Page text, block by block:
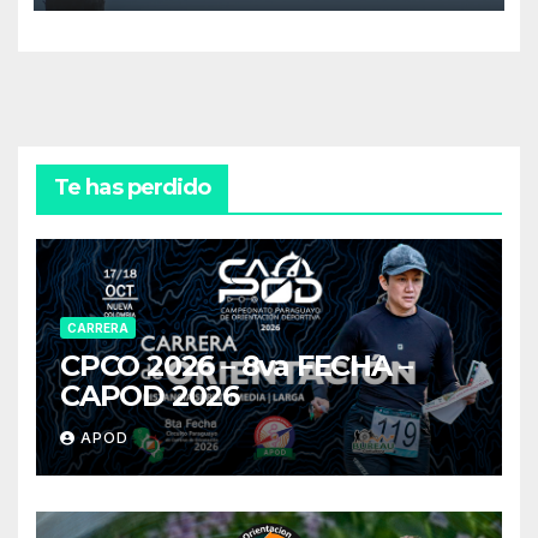
Te has perdido
CARRERA
CPCO 2026 – 8va FECHA –
CAPOD 2026
APOD